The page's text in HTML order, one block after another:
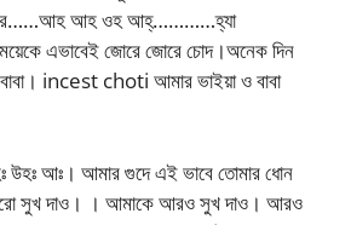
আহ ওহ আহ্…………হ্যা
এভাবেই জোরে জোরে চোদ।অনেক দিন
বাবা। incest choti আমার ভাইয়া ও বাবা
আঃ। আমার গুদে এই ভাবে তোমার ধোন
সুখ দাও। । আমাকে আরও সুখ দাও। আরও